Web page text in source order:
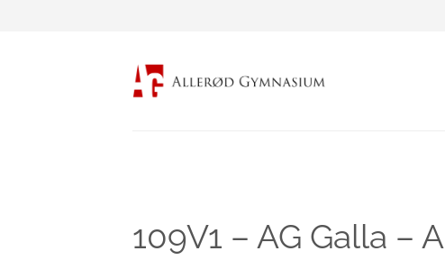
109V1 – AG Galla –